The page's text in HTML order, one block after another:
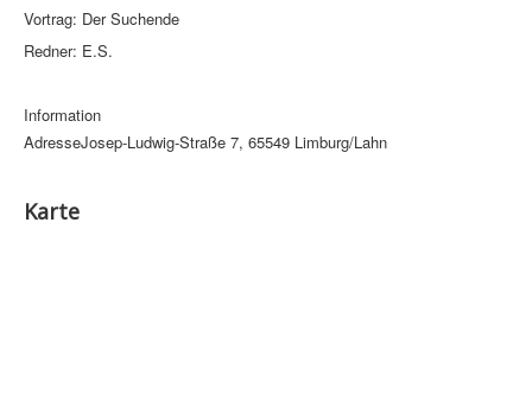
Vortrag: Der Suchende
Redner: E.S.
Information
AdresseJosep-Ludwig-Straße 7, 65549 Limburg/Lahn
Karte